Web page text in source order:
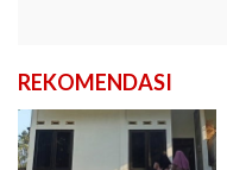
REKOMENDASI